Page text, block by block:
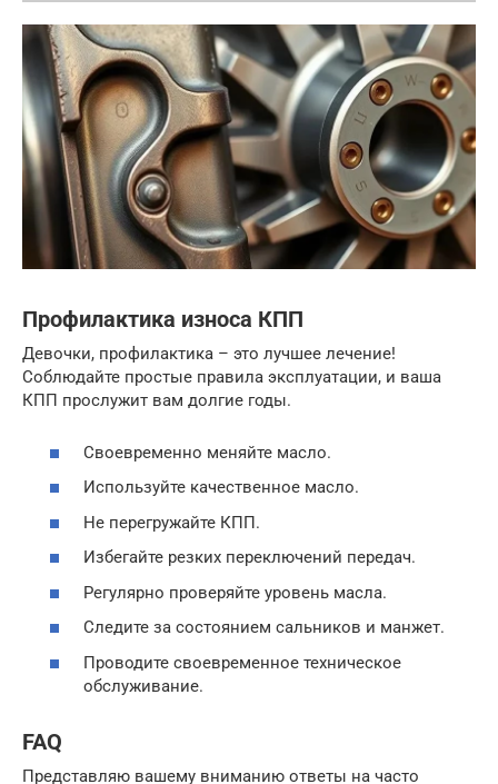
Профилактика износа КПП
Девочки, профилактика – это лучшее лечение!
Соблюдайте простые правила эксплуатации, и ваша
КПП прослужит вам долгие годы.
Своевременно меняйте масло.
Используйте качественное масло.
Не перегружайте КПП.
Избегайте резких переключений передач.
Регулярно проверяйте уровень масла.
Следите за состоянием сальников и манжет.
Проводите своевременное техническое
обслуживание.
FAQ
Представляю вашему вниманию ответы на часто